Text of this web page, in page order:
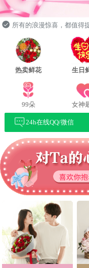
所有的浪漫惊喜，都值得
热卖鲜花 生日
99朵 女神
24h在线QQ/微信